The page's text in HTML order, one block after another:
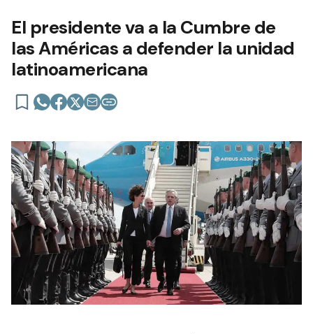
El presidente va a la Cumbre de
las Américas a defender la unidad
latinoamericana